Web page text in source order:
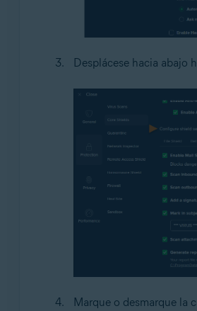
Desplácese hacia abajo
Marque o desmarque la